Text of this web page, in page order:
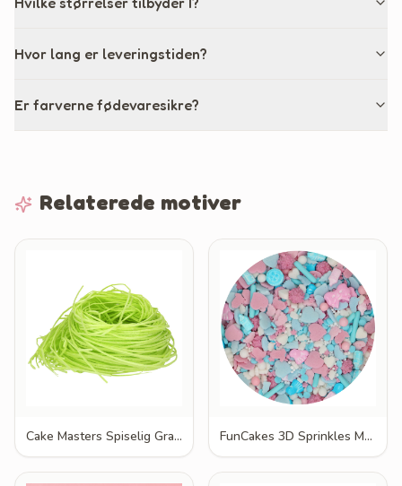
Hvor lang er leveringstiden?
Er farverne fødevaresikre?
Relaterede motiver
Cake Masters Spiselig Grass 30g FunCakes 3D Sprinkles Medley Baby Bliss 70g